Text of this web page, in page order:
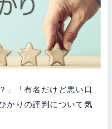
」「有名だけど悪い口
かりの評判について気